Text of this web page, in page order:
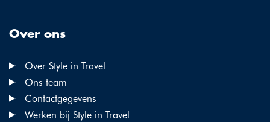
Over ons
Over Style in Travel
Ons team
Contactgegevens
Werken bij Style in Travel